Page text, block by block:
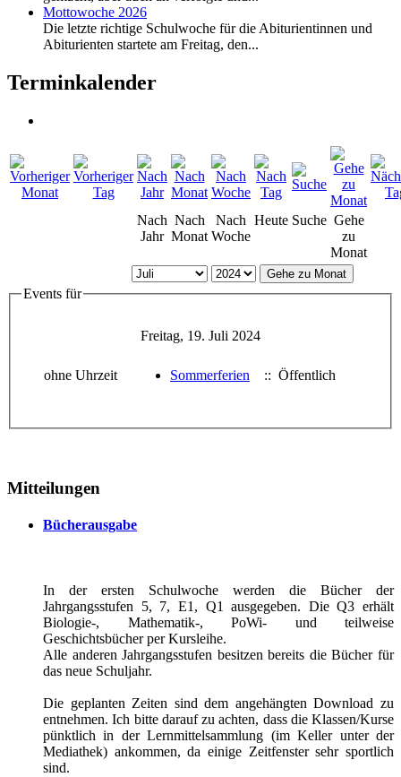
Mottowoche 2026
Die letzte richtige Schulwoche für die Abiturientinnen und
Abiturienten startete am Freitag, den...
Terminkalender
Nach
Jahr
Nach
Monat
Nach
Woche
Heute Suche Gehe
zu
Monat
Gehe zu Monat
Events für
Freitag, 19. Juli 2024
ohne Uhrzeit Sommerferien :: Öffentlich
Mitteilungen
Bücherausgabe
In der ersten Schulwoche werden die Bücher der
Jahrgangsstufen 5, 7, E1, Q1 ausgegeben. Die Q3 erhält
Biologie-, Mathematik-, PoWi- und teilweise
Geschichtsbücher per Kursleihe.
Alle anderen Jahrgangsstufen besitzen bereits die Bücher für
das neue Schuljahr.
Die geplanten Zeiten sind dem angehängten Download zu
entnehmen. Ich bitte darauf zu achten, dass die Klassen/Kurse
pünktlich in der Lernmittelsammlung (im Keller unter der
Mediathek) ankommen, da einige Zeitfenster sehr sportlich
sind.